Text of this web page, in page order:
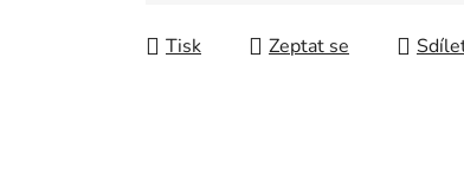
Tisk Zeptat se